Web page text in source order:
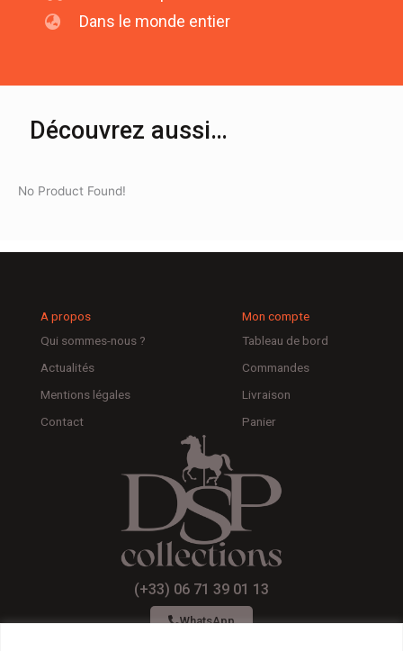
Dans le monde entier
Découvrez aussi…
No Product Found!
A propos
Qui sommes-nous ?
Actualités
Mentions légales
Contact
Mon compte
Tableau de bord
Commandes
Livraison
Panier
(+33) 06 71 39 01 13
WhatsApp